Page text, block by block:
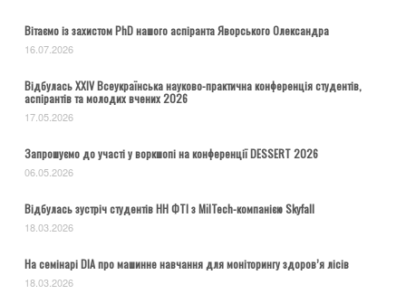
Вітаємо із захистом PhD нашого аспіранта Яворського Олександра
16.07.2026
Відбулась ХХІV Всеукраїнська науково-практична конференція студентів,
аспірантів та молодих вчених 2026
17.05.2026
Запрошуємо до участі у воркшопі на конференції DESSERT 2026
06.05.2026
Відбулась зустріч студентів НН ФТІ з MilTech-компанією Skyfall
18.03.2026
На семінарі DIA про машинне навчання для моніторингу здоров’я лісів
18.03.2026